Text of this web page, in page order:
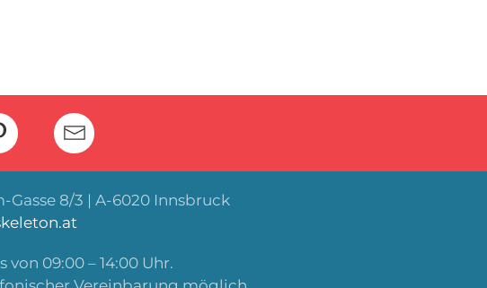
8/3 | A-6020 Innsbruck
09:00 – 14:00 Uhr.